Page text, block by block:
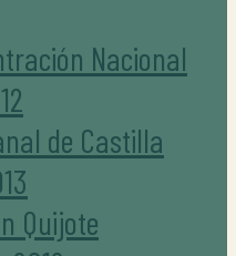
Nacional
de Castilla
Quijote